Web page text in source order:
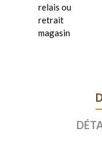
relais ou
retrait
magasin